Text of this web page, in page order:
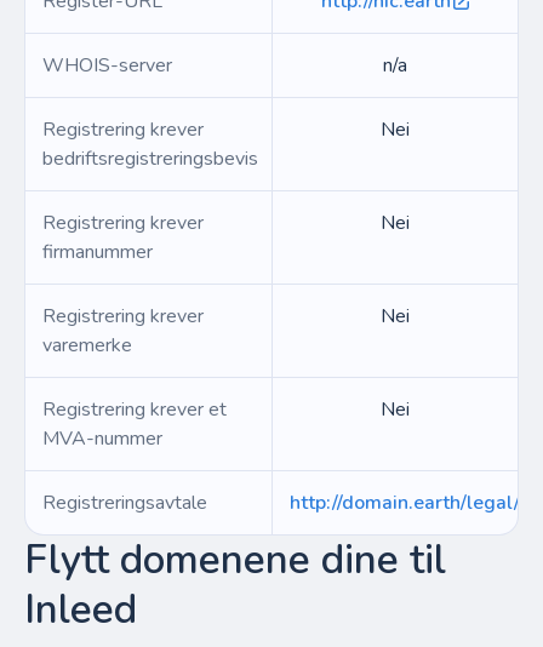
WHOIS-server n/a
Registrering krever
bedriftsregistreringsbevis
Nei
Registrering krever
firmanummer
Nei
Registrering krever
varemerke
Nei
Registrering krever et
MVA-nummer
Nei
Registreringsavtale http://domain.earth/legal/
Flytt domenene dine til
Inleed